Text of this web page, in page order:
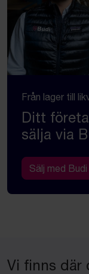
Från lager till
Ditt
sälja via
Sälj med Budi
Vi finns där